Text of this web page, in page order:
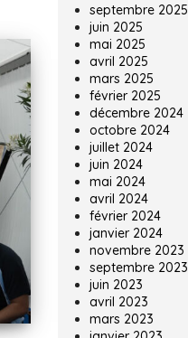
septembre 2025
juin 2025
mai 2025
avril 2025
mars 2025
février 2025
décembre 2024
octobre 2024
juillet 2024
juin 2024
mai 2024
avril 2024
février 2024
janvier 2024
novembre 2023
septembre 2023
juin 2023
avril 2023
mars 2023